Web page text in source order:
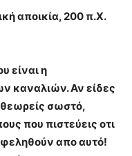
αποικία, 200 π.Χ.
είναι η
καναλιών. Αν είδες
θεωρείς σωστό,
που πιστεύεις οτι
απο αυτό!